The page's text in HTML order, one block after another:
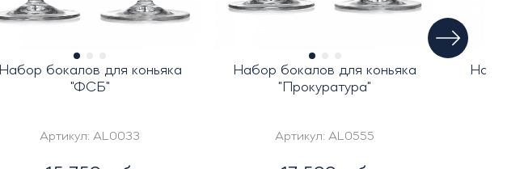
Набор бокалов для коньяка
"ФСБ"
Артикул:AL0033
Набор бокалов для коньяка
"Прокуратура"
Артикул:AL0555
Набор